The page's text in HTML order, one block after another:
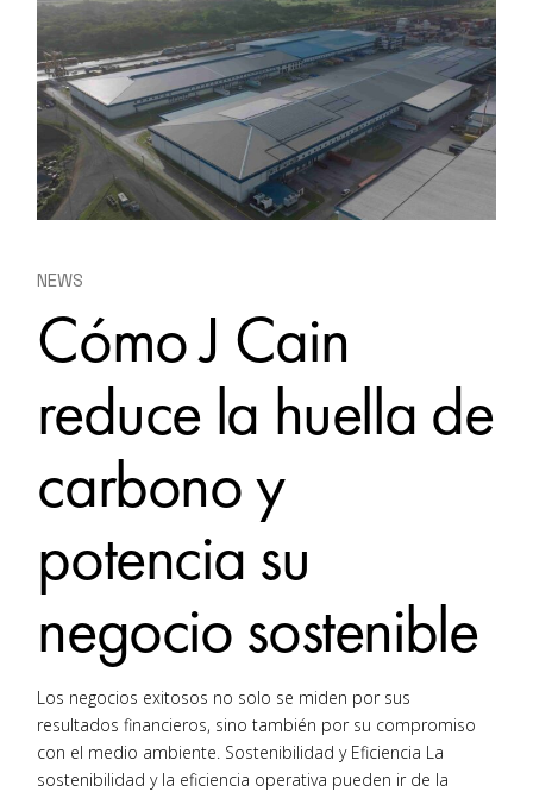
NEWS
Cómo J Cain
reduce la huella de
carbono y
potencia su
negocio sostenible
Los negocios exitosos no solo se miden por sus
resultados financieros, sino también por su compromiso
con el medio ambiente. Sostenibilidad y Eficiencia La
sostenibilidad y la eficiencia operativa pueden ir de la